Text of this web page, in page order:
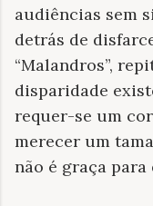
audiências sem
detrás de
“Malandros”,
disparidade
requer-se um
merecer um
não é graça